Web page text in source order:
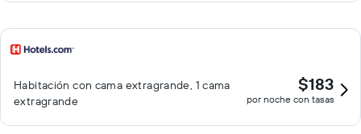
Habitación con cama extragrande, 1 cama
extragrande
$183
por noche con tasas